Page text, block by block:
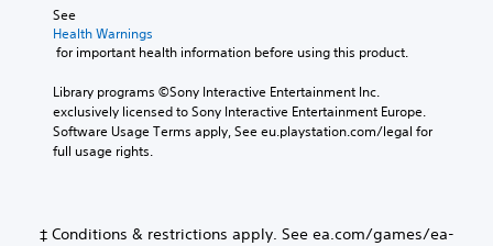
See
Health Warnings
for important health information before using this product.
Library programs ©Sony Interactive Entertainment Inc.
exclusively licensed to Sony Interactive Entertainment Europe.
Software Usage Terms apply, See eu.playstation.com/legal for
full usage rights.
‡ Conditions & restrictions apply. See ea.com/games/ea-